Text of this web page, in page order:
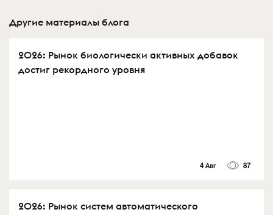
Другие материалы блога
2026: Рынок биологически активных добавок
достиг рекордного уровня
4 Авг 87
2026: Рынок систем автоматического